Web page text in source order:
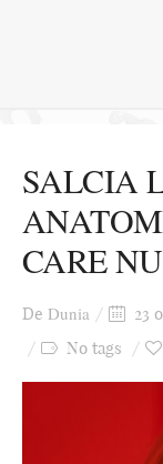
SALCIA
CARE
De Dunia 23
No tags